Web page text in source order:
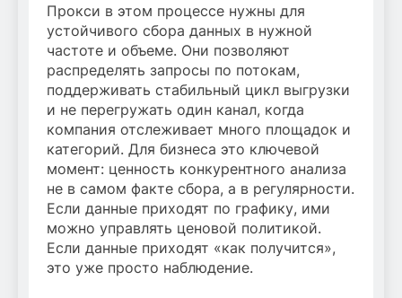
Прокси в этом процессе нужны для
устойчивого сбора данных в нужной
частоте и объеме. Они позволяют
распределять запросы по потокам,
поддерживать стабильный цикл выгрузки
и не перегружать один канал, когда
компания отслеживает много площадок и
категорий. Для бизнеса это ключевой
момент: ценность конкурентного анализа
не в самом факте сбора, а в регулярности.
Если данные приходят по графику, ими
можно управлять ценовой политикой.
Если данные приходят «как получится»,
это уже просто наблюдение.